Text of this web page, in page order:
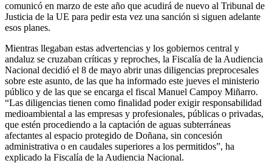
comunicó en marzo de este año que acudirá de nuevo al Tribunal de
Justicia de la UE para pedir esta vez una sanción si siguen adelante
esos planes.
Mientras llegaban estas advertencias y los gobiernos central y
andaluz se cruzaban críticas y reproches, la Fiscalía de la Audiencia
Nacional decidió el 8 de mayo abrir unas diligencias preprocesales
sobre este asunto, de las que ha informado este jueves el ministerio
público y de las que se encarga el fiscal Manuel Campoy Miñarro.
“Las diligencias tienen como finalidad poder exigir responsabilidad
medioambiental a las empresas y profesionales, públicas o privadas,
que estén procediendo a la captación de aguas subterráneas
afectantes al espacio protegido de Doñana, sin concesión
administrativa o en caudales superiores a los permitidos”, ha
explicado la Fiscalía de la Audiencia Nacional.